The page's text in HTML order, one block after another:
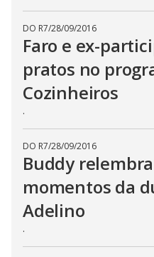
DO R7/28/09/2016
Faro e ex-
pratos no
Cozinheiros
.
DO R7/28/09/2016
Buddy
momentos da
Adelino
.